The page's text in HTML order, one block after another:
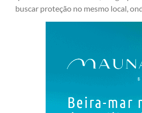
buscar proteção no mesmo local,